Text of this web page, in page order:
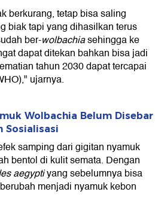
berkurang, tetap bisa saling
biak tapi yang dihasilkan terus
ber-wolbachiasehingga ke
dapat ditekan bahkan bisa jadi
tahun 2030 dapat tercapai
ujarnya.
Wolbachia Belum Disebar
Sosialisasi
samping dari gigitan nyamuk
bentol di kulit semata. Dengan
aegyptiyang sebelumnya bisa
menjadi nyamuk kebon